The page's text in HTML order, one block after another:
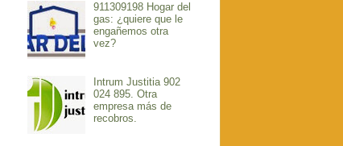
911309198 Hogar del
gas: ¿quiere que le
engañemos otra
vez?
Intrum Justitia 902
024 895. Otra
empresa más de
recobros.